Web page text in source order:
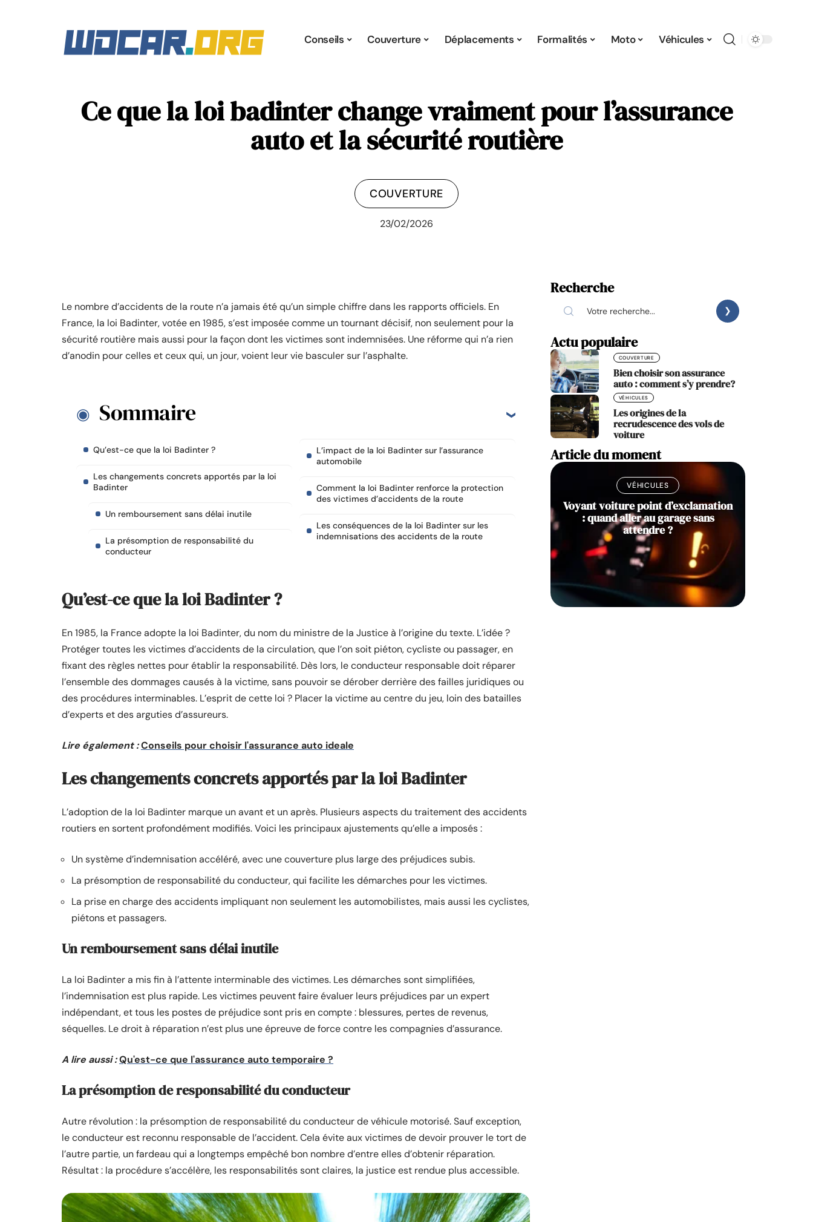
Conseils Couverture Déplacements Formalités Moto Véhicules
Ce que la loi badinter change vraiment pour l’assurance
auto et la sécurité routière
COUVERTURE
23/02/2026
Le nombre d’accidents de la route n’a jamais été qu’un simple chiffre dans les rapports officiels. En
France, la loi Badinter, votée en 1985, s’est imposée comme un tournant décisif, non seulement pour la
sécurité routière mais aussi pour la façon dont les victimes sont indemnisées. Une réforme qui n’a rien
d’anodin pour celles et ceux qui, un jour, voient leur vie basculer sur l’asphalte.
Sommaire
Qu’est-ce que la loi Badinter ?
Les changements concrets apportés par la loi
Badinter
Un remboursement sans délai inutile
La présomption de responsabilité du
conducteur
L’impact de la loi Badinter sur l’assurance
automobile
Comment la loi Badinter renforce la protection
des victimes d’accidents de la route
Les conséquences de la loi Badinter sur les
indemnisations des accidents de la route
Qu’est-ce que la loi Badinter ?
En 1985, la France adopte la loi Badinter, du nom du ministre de la Justice à l’origine du texte. L’idée ?
Protéger toutes les victimes d’accidents de la circulation, que l’on soit piéton, cycliste ou passager, en
fixant des règles nettes pour établir la responsabilité. Dès lors, le conducteur responsable doit réparer
l’ensemble des dommages causés à la victime, sans pouvoir se dérober derrière des failles juridiques ou
des procédures interminables. L’esprit de cette loi ? Placer la victime au centre du jeu, loin des batailles
d’experts et des arguties d’assureurs.
Lire également :Conseils pour choisir l'assurance auto ideale
Les changements concrets apportés par la loi Badinter
L’adoption de la loi Badinter marque un avant et un après. Plusieurs aspects du traitement des accidents
routiers en sortent profondément modifiés. Voici les principaux ajustements qu’elle a imposés :
Un système d’indemnisation accéléré, avec une couverture plus large des préjudices subis.
La présomption de responsabilité du conducteur, qui facilite les démarches pour les victimes.
La prise en charge des accidents impliquant non seulement les automobilistes, mais aussi les cyclistes,
piétons et passagers.
Un remboursement sans délai inutile
La loi Badinter a mis fin à l’attente interminable des victimes. Les démarches sont simplifiées,
l’indemnisation est plus rapide. Les victimes peuvent faire évaluer leurs préjudices par un expert
indépendant, et tous les postes de préjudice sont pris en compte : blessures, pertes de revenus,
séquelles. Le droit à réparation n’est plus une épreuve de force contre les compagnies d’assurance.
A lire aussi :Qu'est-ce que l'assurance auto temporaire ?
La présomption de responsabilité du conducteur
Autre révolution : la présomption de responsabilité du conducteur de véhicule motorisé. Sauf exception,
le conducteur est reconnu responsable de l’accident. Cela évite aux victimes de devoir prouver le tort de
l’autre partie, un fardeau qui a longtemps empêché bon nombre d’entre elles d’obtenir réparation.
Résultat : la procédure s’accélère, les responsabilités sont claires, la justice est rendue plus accessible.
Recherche
Actu populaire
COUVERTURE
Bien choisir son assurance
auto : comment s’y prendre?
VÉHICULES
Les origines de la
recrudescence des vols de
voiture
Article du moment
VÉHICULES
Voyant voiture point d’exclamation
: quand aller au garage sans
attendre ?